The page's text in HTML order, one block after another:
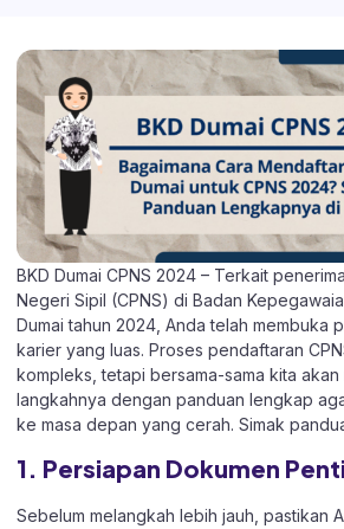
BKD Dumai CPNS 2024 – Terkait
Negeri Sipil (CPNS) di Badan
Dumai tahun 2024, Anda telah membuka
karier yang luas. Proses pendaftaran
kompleks, tetapi bersama-sama kita akan
langkahnya dengan panduan lengkap
ke masa depan yang cerah. Simak
1. Persiapan Dokumen
Sebelum melangkah lebih jauh, pastikan